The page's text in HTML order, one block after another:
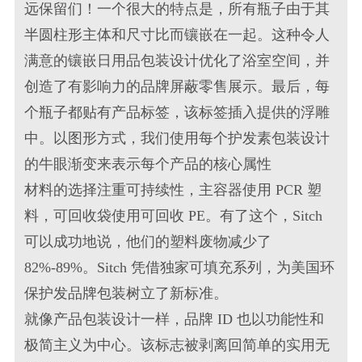
远保留们！一个很大的特点是，所有瓶子由于其
半圆柱形主体和尺寸比而镶嵌在一起。这种令人
满意的镶嵌日用品包装设计优化了浴室空间，并
创造了有影响力的品牌屏蔽零售展示。最后，每
个瓶子都贴有产品标签，该标签插入提供的浮雕
中。以图形方式，我们使用每个护发素包装设计
的牛眼渐变来表示每个产品的核心属性
材料的选择注重可持续性，主容器使用 PCR 塑
料，可回收袋使用可回收 PE。有了这个，Sitch
可以成功地说，他们的塑料废物减少了
82%-89%。Sitch 凭借独家可填充系列，为美国环
保护发品牌包装树立了新标准。
就像产品包装设计一样，品牌 ID 也以功能性和
极简主义为中心。该标志被剥离回简单的实用无